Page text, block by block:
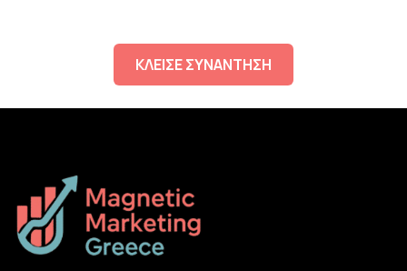
ΚΛΕΙΣΕ ΣΥΝΑΝΤΗΣΗ